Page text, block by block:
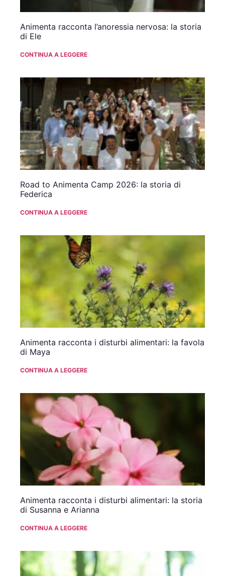
Animenta racconta l’anoressia nervosa: la storia
di Ele
CONTINUA A LEGGERE
Road to Animenta Camp 2026: la storia di
Federica
CONTINUA A LEGGERE
Animenta racconta i disturbi alimentari: la favola
di Maya
CONTINUA A LEGGERE
Animenta racconta i disturbi alimentari: la storia
di Susanna e Arianna
CONTINUA A LEGGERE